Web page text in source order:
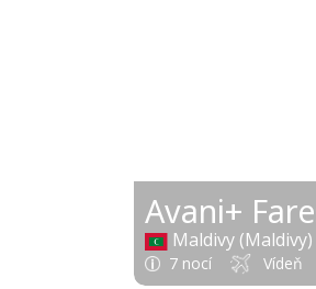
Avani+
Maldivy (Maldivy)
7 nocí Vídeň